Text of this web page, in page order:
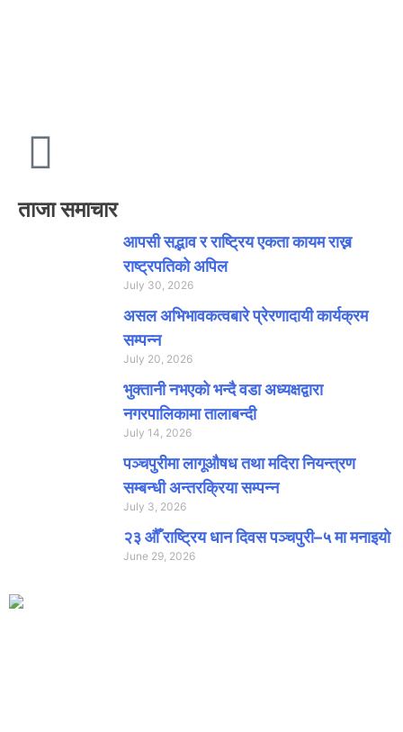
ताजा समाचार
आपसी सद्भाव र राष्ट्रिय एकता कायम राख्न
राष्ट्रपतिको अपिल
July 30, 2026
असल अभिभावकत्वबारे प्रेरणादायी कार्यक्रम
सम्पन्न
July 20, 2026
भुक्तानी नभएको भन्दै वडा अध्यक्षद्वारा
नगरपालिकामा तालाबन्दी
July 14, 2026
पञ्चपुरीमा लागूऔषध तथा मदिरा नियन्त्रण
सम्बन्धी अन्तरक्रिया सम्पन्न
July 3, 2026
२३ औँ राष्ट्रिय धान दिवस पञ्चपुरी–५ मा मनाइयाे
June 29, 2026